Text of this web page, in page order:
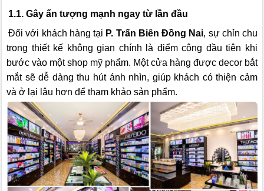
1.1. Gây ấn tượng mạnh ngay từ lần đầu
Đối với khách hàng tại P. Trấn Biên Đồng Nai, sự chỉn chu
trong thiết kế không gian chính là điểm cộng đầu tiên khi
bước vào một shop mỹ phẩm. Một cửa hàng được decor bắt
mắt sẽ dễ dàng thu hút ánh nhìn, giúp khách có thiện cảm
và ở lại lâu hơn để tham khảo sản phẩm.